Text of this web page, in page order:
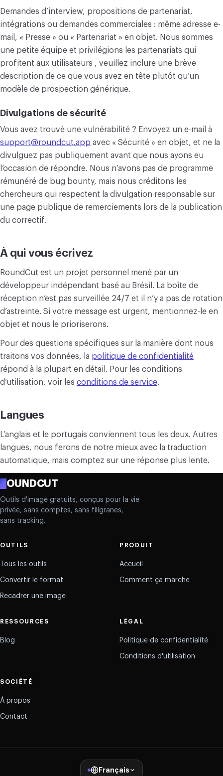
Demandes d’interview, propositions de partenariat,
intégrations ou demandes commerciales : même adresse e-
mail, « Presse » ou « Partenariat » en objet. Nous sommes
une petite équipe et privilégions les partenariats qui
profitent aux utilisateurs , veuillez inclure une brève
description de ce que vous avez en tête plutôt qu’un
modèle de prospection générique.
Divulgations de sécurité
Vous avez trouvé une vulnérabilité ? Envoyez un e-mail à
support@roundcut.app avec « Sécurité » en objet, et ne la
divulguez pas publiquement avant que nous ayons eu
l’occasion de répondre. Nous n’avons pas de programme
rémunéré de bug bounty, mais nous créditons les
chercheurs qui respectent la divulgation responsable sur
une page publique de remerciements lors de la publication
du correctif.
À qui vous écrivez
RoundCut est un projet personnel mené par un
développeur indépendant basé au Brésil. La boîte de
réception n’est pas surveillée 24/7 et il n’y a pas de rotation
d’astreinte. Si votre message est urgent, mentionnez-le en
objet et nous le prioriserons.
Pour des questions spécifiques sur la manière dont nous
traitons vos données, la politique de confidentialité
répond à la plupart en détail. Pour les conditions
d’utilisation, voir les conditions de service.
Langues
L’anglais et le portugais conviennent tous les deux. Autres
langues, nous ferons de notre mieux avec la traduction
automatique, mais comptez sur une réponse plus lente.
ROUNDCUT
Outils d'image gratuits, conçus pour la vie
privée, sans comptes, sans filigranes,
sans tracking.
OUTILS
Tous les outils
Convertir le format
Recadrer une image
PRODUIT
Accueil
Comment ça marche
RESSOURCES
Blog
LÉGAL
Politique de confidentialité
Conditions d'utilisation
SOCIÉTÉ
À propos
Contact
Français